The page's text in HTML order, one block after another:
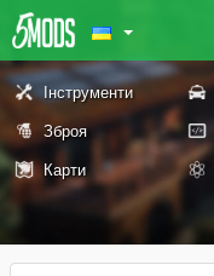
Інструменти
Зброя
Карти